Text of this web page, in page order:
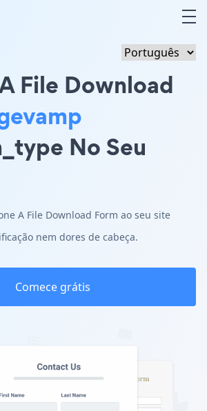
File Download
No Seu
A File Download Form ao seu site
nem dores de cabeça.
Comece grátis